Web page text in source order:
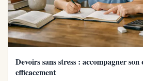
Devoirs sans stress : accompagner son
efficacement